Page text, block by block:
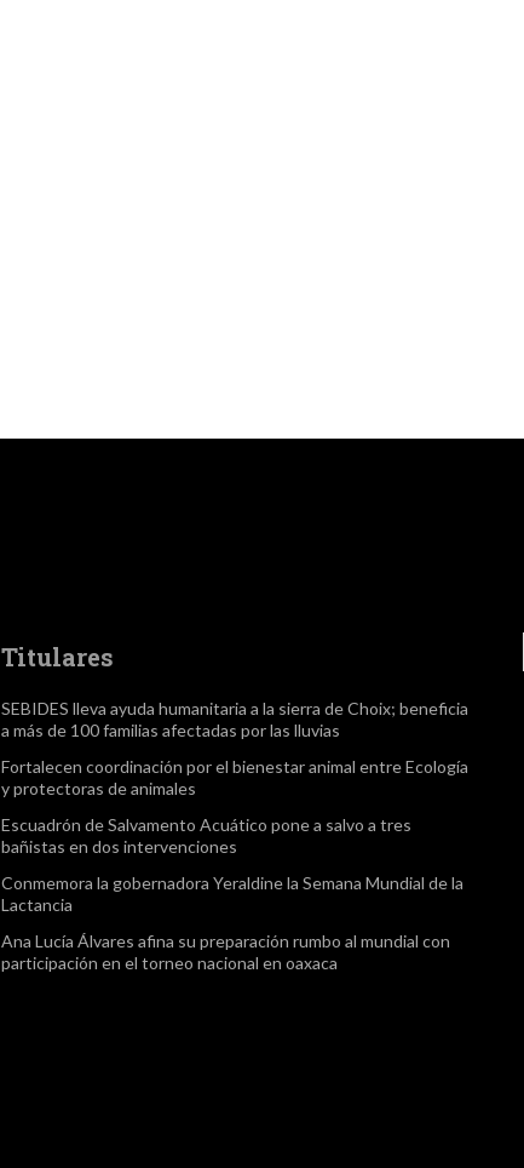
Titulares
SEBIDES lleva ayuda humanitaria a la sierra de Choix; beneficia
a más de 100 familias afectadas por las lluvias
Fortalecen coordinación por el bienestar animal entre Ecología
y protectoras de animales
Escuadrón de Salvamento Acuático pone a salvo a tres
bañistas en dos intervenciones
Conmemora la gobernadora Yeraldine la Semana Mundial de la
Lactancia
Ana Lucía Álvares afina su preparación rumbo al mundial con
participación en el torneo nacional en oaxaca